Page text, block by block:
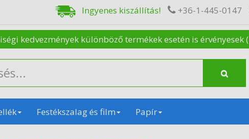
Ingyenes kiszállítás! +36-1-445-0147
kedvezmények különböző termékek esetén is érvényesek
Festékszalag és film Papír